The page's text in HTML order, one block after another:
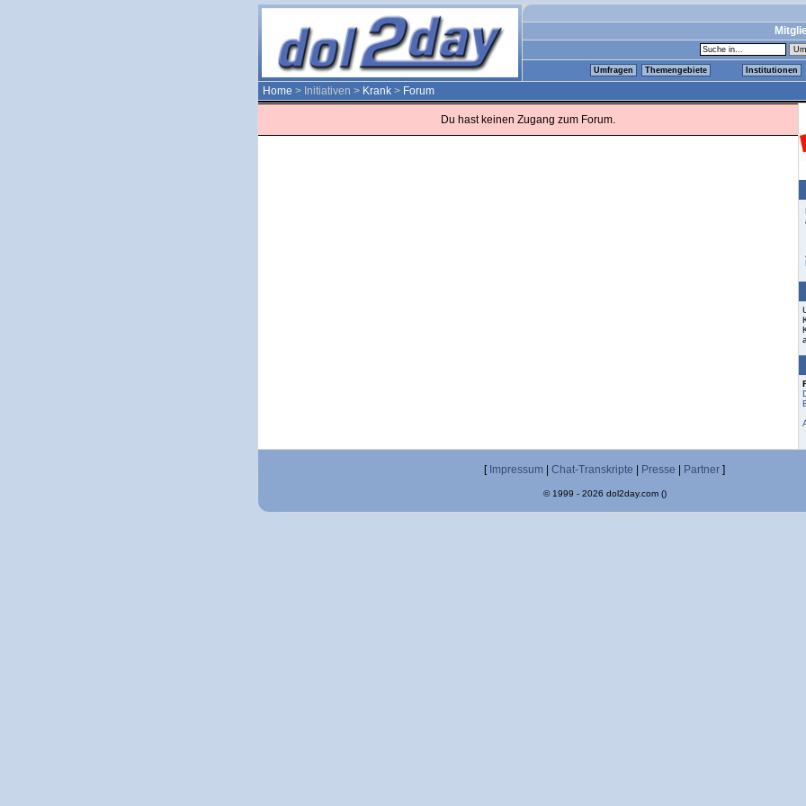
Umfragen Themengebiete Institutionen
Home > Initiativen > Krank > Forum
Du hast keinen Zugang zum Forum.
[ Impressum Chat-Transkripte Presse Partner ]
© 1999 - 2026 dol2day.com ()